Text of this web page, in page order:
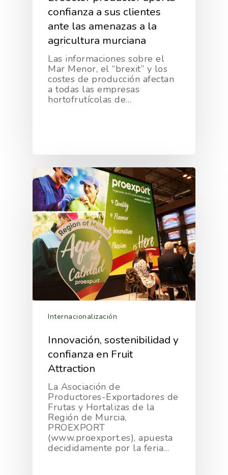
confianza a sus clientes
ante las amenazas a la
agricultura murciana
Las informaciones sobre el
Mar Menor, el “brexit” y los
costes de producción afectan
a todas las empresas
hortofrutícolas de…
Internacionalización
Innovación, sostenibilidad y
confianza en Fruit
Attraction
La Asociación de
Productores-Exportadores de
Frutas y Hortalizas de la
Región de Murcia,
PROEXPORT
(www.proexport.es), apuesta
decididamente por la feria…